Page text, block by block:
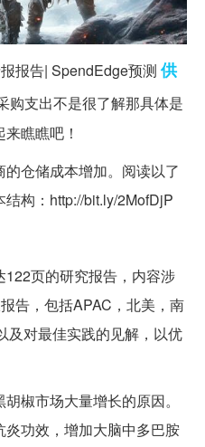
报告| SpendEdge预测 供
购支出不是很了解那具体是
瞧瞧吧！
仓储成本增加。阅读以了
构：http://bit.ly/2MofDjP
122页的研究报告，内容涉
告，包括APAC，北美，南
及对最佳实践的见解，以优
椒市场大量增长的原因。
功效，增加大脑中多巴胺